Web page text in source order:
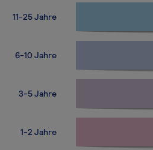
11-25 Jahre
6-10 Jahre
3-5 Jahre
1-2 Jahre